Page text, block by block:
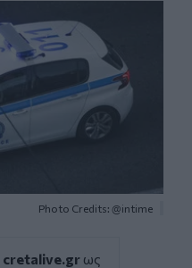
Photo Credits: @intime
cretalive.gr ως